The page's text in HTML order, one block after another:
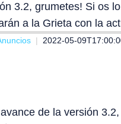
3.2, grumetes! Si os
a la Grieta con la
2022-05-
de la versión